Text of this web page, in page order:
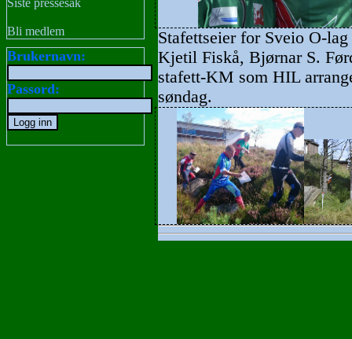
Bli medlem
Brukernavn:
Passord:
Stafettseier for Sveio O-
Kjetil Fiskå, Bjørnar S.
stafett-KM som HIL
søndag.